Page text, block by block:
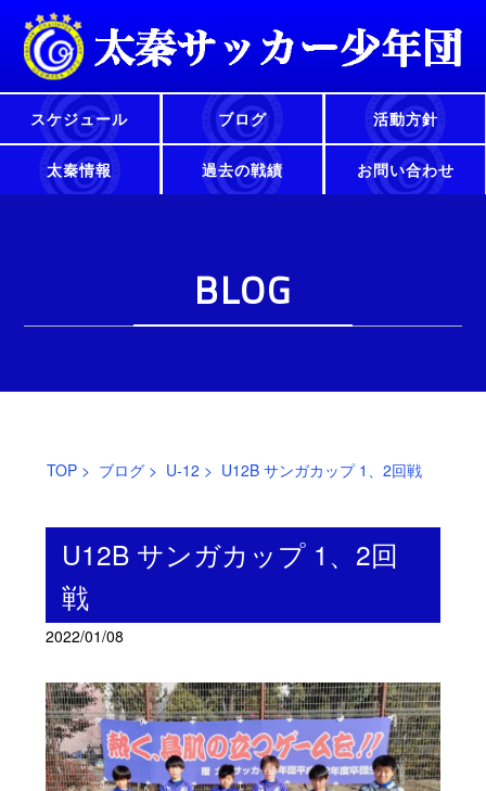
スケジュール ブログ 活動方針
太秦情報 過去の戦績 お問い合わせ
BLOG
TOP> ブログ> U-12 > U12B サンガカップ 1、2回戦
U12B サンガカップ 1、2回
戦
2022/01/08